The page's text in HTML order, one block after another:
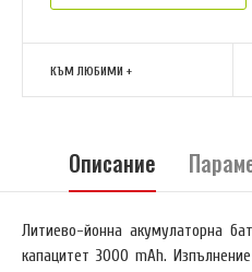
КЪМ ЛЮБИМИ +
Описание
Литиево-йонна акумулаторна
капацитет 3000 mAh.